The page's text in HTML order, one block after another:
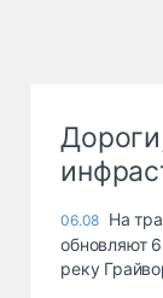
06.08 На
обновляют
реку